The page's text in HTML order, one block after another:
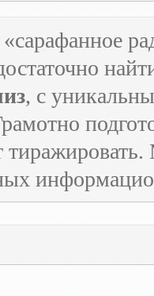
, с